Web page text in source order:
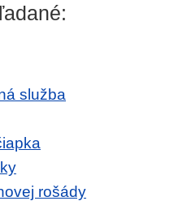
služba
rošády